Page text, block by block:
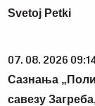
Svetoj Petki
07. 08. 2026
Сазнања
савезу